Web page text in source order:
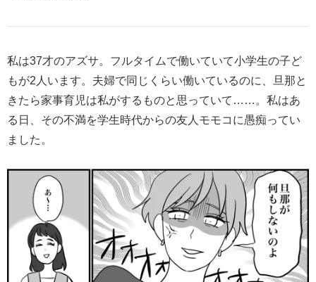
私は37才のアズサ。フルタイムで働いていて小学生の子ど
もが2人います。夫婦で同じくらい働いているのに、旦那と
きたら家事育児は私がするものと思っていて……。私はあ
る日、その不満を学生時代からの友人モモコに愚痴ってい
ました。